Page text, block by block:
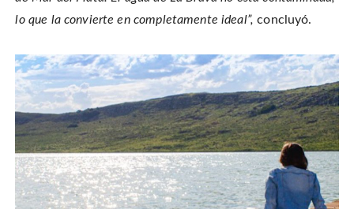
lo que la convierte en completamente ideal”,concluyó.